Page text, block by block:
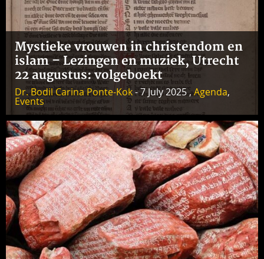
Mystieke vrouwen in christendom en
islam – Lezingen en muziek, Utrecht
22 augustus: volgeboekt
Dr. Bodil Carina Ponte-Kok- 7 July 2025 ,Agenda,
Events